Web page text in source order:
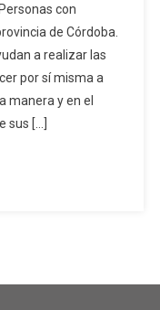
con
de Córdoba.
a realizar las
por sí misma a
manera y en el
sus […]